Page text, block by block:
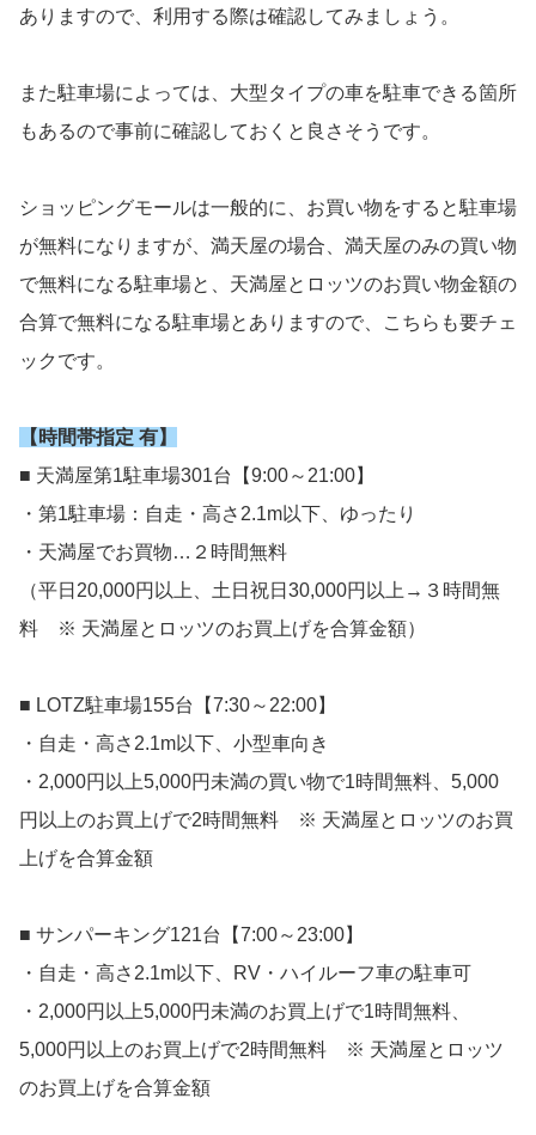
ありますので、利用する際は確認してみましょう。
また駐車場によっては、大型タイプの車を駐車できる箇所
もあるので事前に確認しておくと良さそうです。
ショッピングモールは一般的に、お買い物をすると駐車場
が無料になりますが、満天屋の場合、満天屋のみの買い物
で無料になる駐車場と、天満屋とロッツのお買い物金額の
合算で無料になる駐車場とありますので、こちらも要チェ
ックです。
【時間帯指定 有】
■ 天満屋第1駐車場301台【9:00～21:00】
・第1駐車場：自走・高さ2.1m以下、ゆったり
・天満屋でお買物…２時間無料
（平日20,000円以上、土日祝日30,000円以上→３時間無
料 ※ 天満屋とロッツのお買上げを合算金額）
■ LOTZ駐車場155台【7:30～22:00】
・自走・高さ2.1m以下、小型車向き
・2,000円以上5,000円未満の買い物で1時間無料、5,000
円以上のお買上げで2時間無料 ※ 天満屋とロッツのお買
上げを合算金額
■ サンパーキング121台【7:00～23:00】
・自走・高さ2.1m以下、RV・ハイルーフ車の駐車可
・2,000円以上5,000円未満のお買上げで1時間無料、
5,000円以上のお買上げで2時間無料 ※ 天満屋とロッツ
のお買上げを合算金額